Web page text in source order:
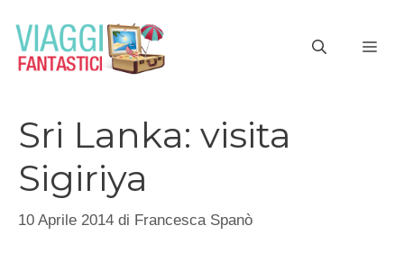
contenuto
Sri Lanka: visita
Sigiriya
10 Aprile 2014 di Francesca Spanò